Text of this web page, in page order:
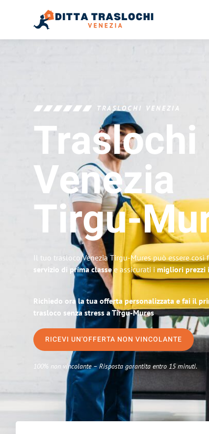
TRASLOCHI VENEZIA
Traslochi
Venezia
Tirgu-
Il tuo trasloco Venezia Tirgu-Mures può essere
servizio di prima classee assicurati i migliori prezzi
Richiedo ora la tua offerta personalizzata e fai il
trasloco senza stress a Tirgu-Mures
RICEVI UN'OFFERTA NON VINCOLANTE
100% non vincolante – Risposta garantita entro 15 minuti.